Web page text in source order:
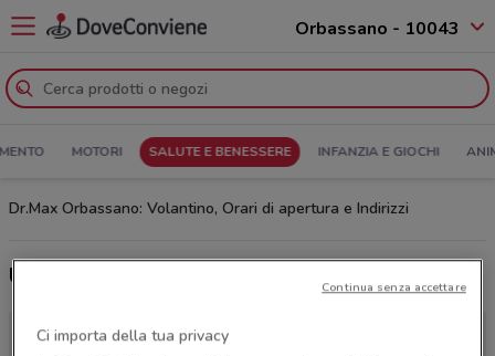
Orbassano - 10043
MOTORI SALUTE E BENESSERE INFANZIA E GIOCHI
Dr.Max Orbassano: Volantino, Orari di apertura e Indirizzi
Ultime offerte del volantino Dr.Max
Ci importa della tua privacy
Continua senza accettare